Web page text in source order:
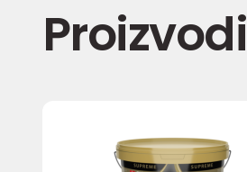
Proizvodi